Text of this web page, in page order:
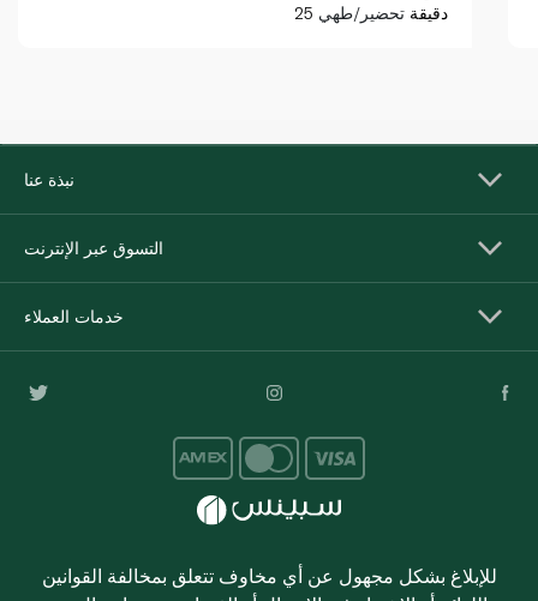
25 دقيقة تحضير/طهي
نبذة عنا
التسوق عبر الإنترنت
خدمات العملاء
للإبلاغ بشكل مجهول عن أي مخاوف تتعلق بمخالفة القوانين